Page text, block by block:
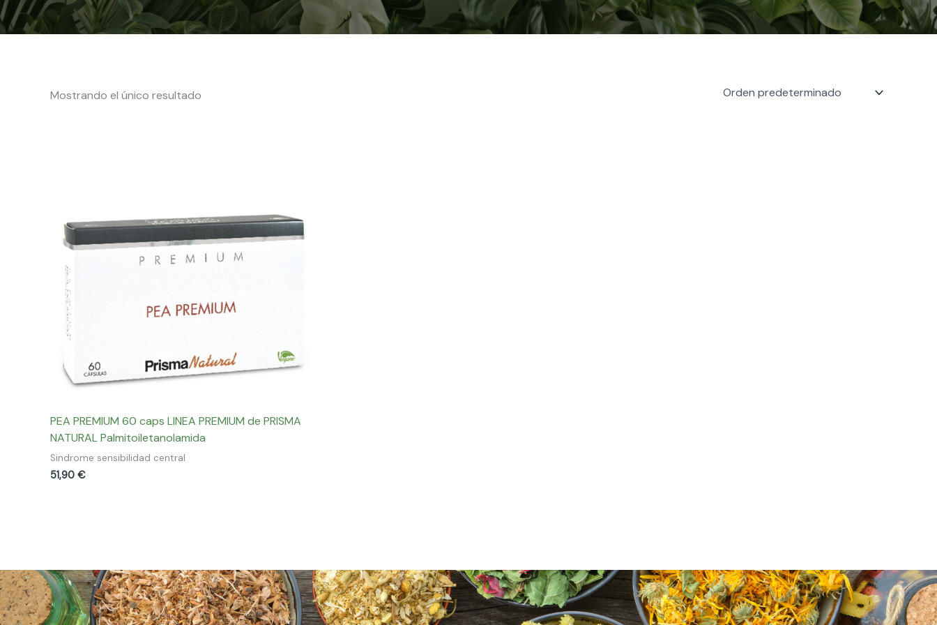
Mostrando el único resultado
PEA PREMIUM 60 caps LINEA PREMIUM de PRISMA
NATURAL Palmitoiletanolamida
Sindrome sensibilidad central
51,90 €